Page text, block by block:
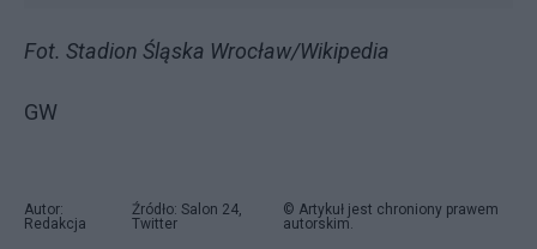
Fot. Stadion Śląska Wrocław/Wikipedia
GW
Autor:
Redakcja
Źródło: Salon 24,
Twitter
© Artykuł jest chroniony prawem
autorskim.